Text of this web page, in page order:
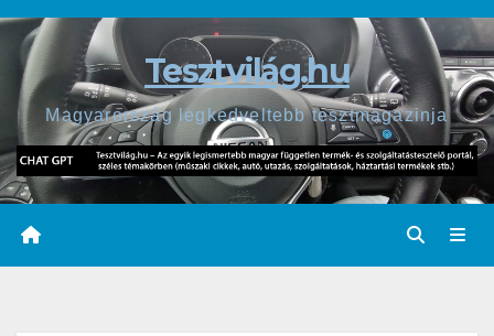
Skip
content
Tesztvilág.hu
Magyarország legkedveltebb tesztmagazinja